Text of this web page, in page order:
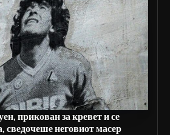
прикован за кревет и се
сведочеше неговиот масер